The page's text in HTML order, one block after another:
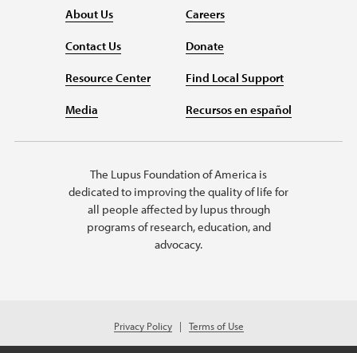
About Us
Contact Us
Resource Center
Media
Careers
Donate
Find Local Support
Recursos en español
The Lupus Foundation of America is
dedicated to improving the quality of life for
all people affected by lupus through
programs of research, education, and
advocacy.
Privacy Policy
Terms of Use
© 2026 Lupus Foundation of America. All rights reserved.